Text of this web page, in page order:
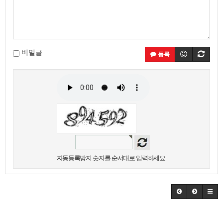
등록
비밀글
자동등록방지 숫자를 순서대로 입력하세요.